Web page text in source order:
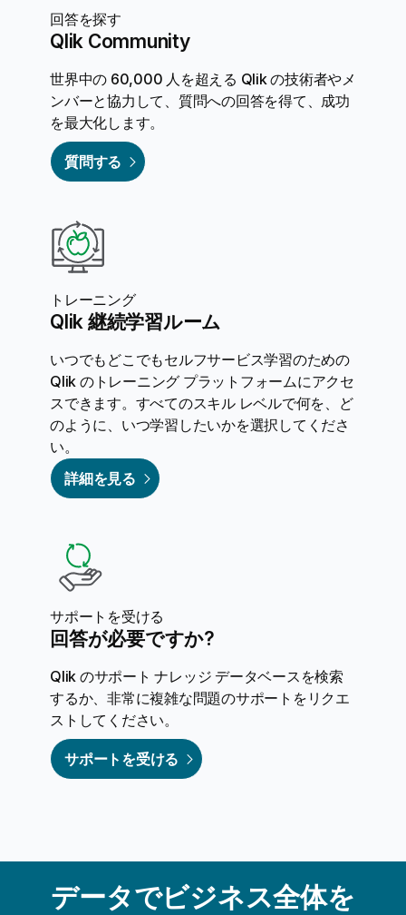
回答を探す
Qlik Community
世界中の 60,000 人を超える Qlik の技術者やメ
ンバーと協力して、質問への回答を得て、成功
を最大化します。
質問する
トレーニング
Qlik 継続学習ルーム
いつでもどこでもセルフサービス学習のための
Qlik のトレーニング プラットフォームにアクセ
スできます。すべてのスキル レベルで何を、ど
のように、いつ学習したいかを選択してくださ
い。
詳細を見る
サポートを受ける
回答が必要ですか?
Qlik のサポート ナレッジ データベースを検索
するか、非常に複雑な問題のサポートをリクエ
ストしてください。
サポートを受ける
データでビジネス全体を